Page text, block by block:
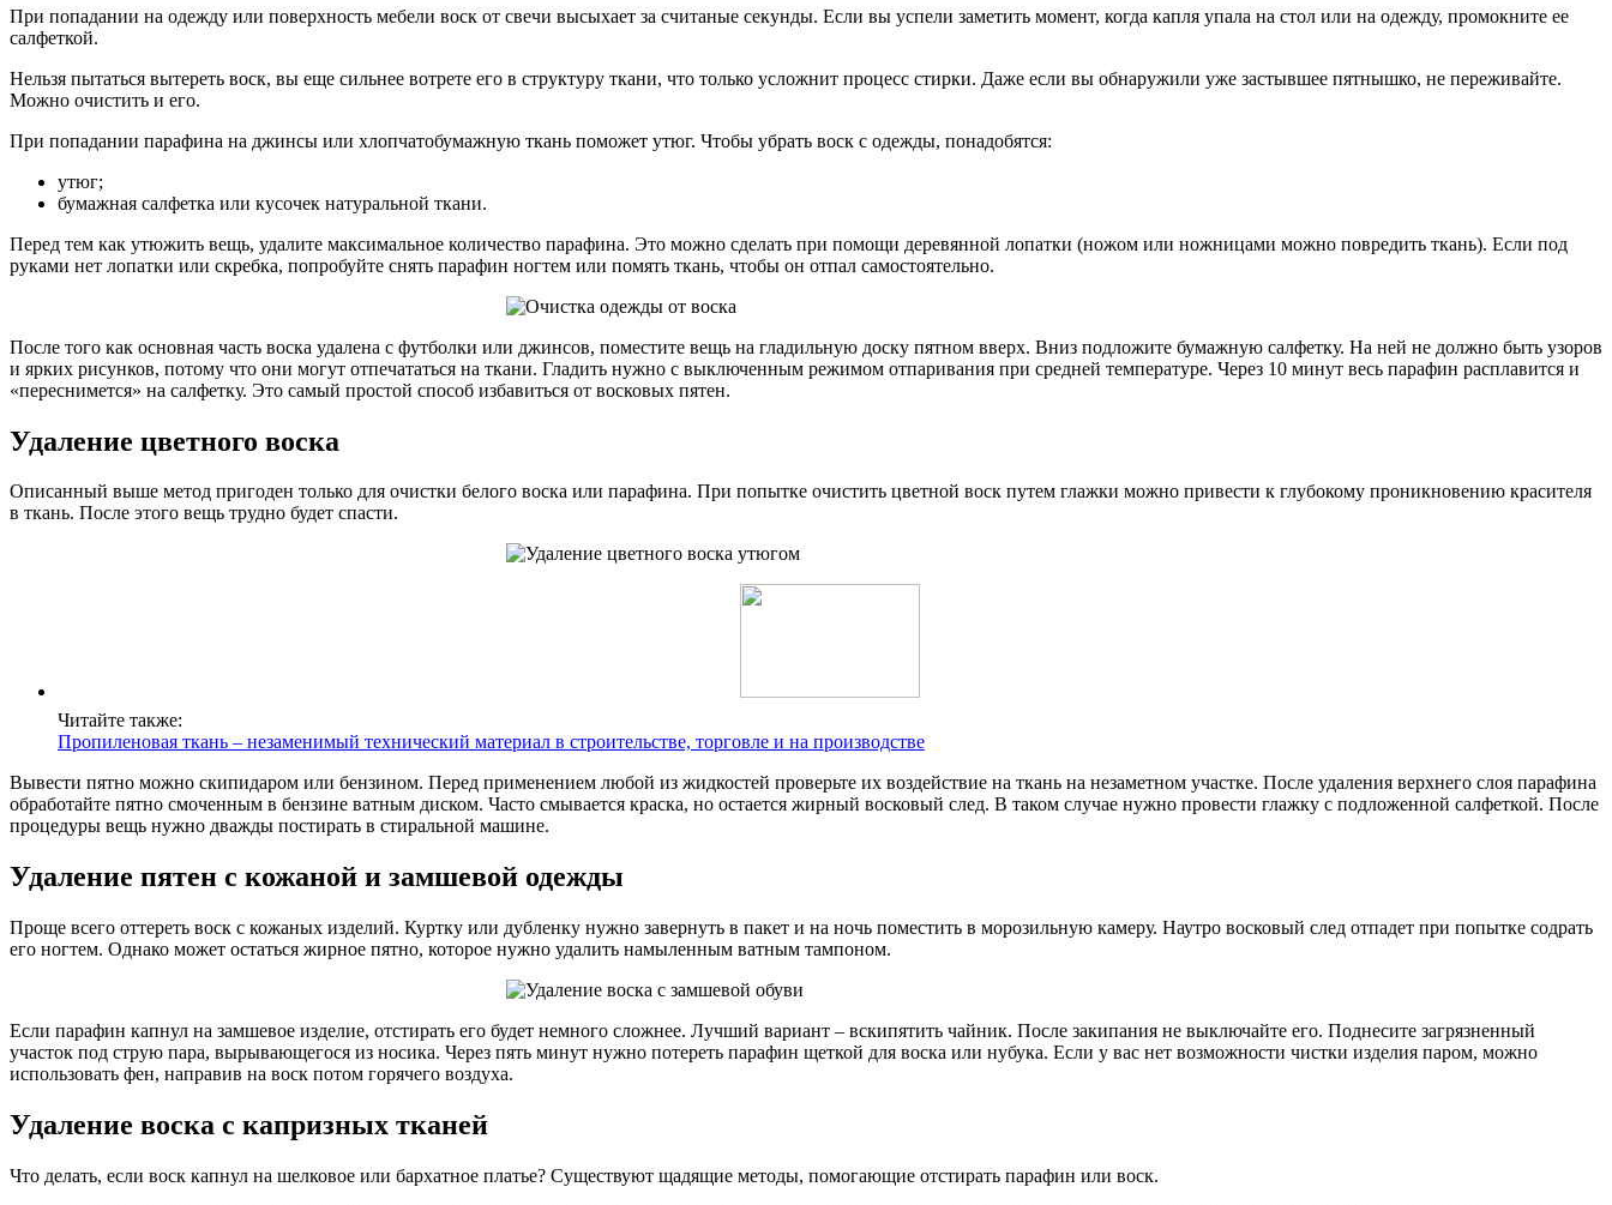
При попадании на одежду или поверхность мебели воск от свечи высыхает за считаные секунды. Если вы успели заметить момент, когда капля упала на стол или на одежду, промокните ее
салфеткой.
Нельзя пытаться вытереть воск, вы еще сильнее вотрете его в структуру ткани, что только усложнит процесс стирки. Даже если вы обнаружили уже застывшее пятнышко, не переживайте.
Можно очистить и его.
При попадании парафина на джинсы или хлопчатобумажную ткань поможет утюг. Чтобы убрать воск с одежды, понадобятся:
утюг;
бумажная салфетка или кусочек натуральной ткани.
Перед тем как утюжить вещь, удалите максимальное количество парафина. Это можно сделать при помощи деревянной лопатки (ножом или ножницами можно повредить ткань). Если под
руками нет лопатки или скребка, попробуйте снять парафин ногтем или помять ткань, чтобы он отпал самостоятельно.
После того как основная часть воска удалена с футболки или джинсов, поместите вещь на гладильную доску пятном вверх. Вниз подложите бумажную салфетку. На ней не должно быть узоров
и ярких рисунков, потому что они могут отпечататься на ткани. Гладить нужно с выключенным режимом отпаривания при средней температуре. Через 10 минут весь парафин расплавится и
«переснимется» на салфетку. Это самый простой способ избавиться от восковых пятен.
Удаление цветного воска
Описанный выше метод пригоден только для очистки белого воска или парафина. При попытке очистить цветной воск путем глажки можно привести к глубокому проникновению красителя
в ткань. После этого вещь трудно будет спасти.
Читайте также:
Пропиленовая ткань – незаменимый технический материал в строительстве, торговле и на производстве
Вывести пятно можно скипидаром или бензином. Перед применением любой из жидкостей проверьте их воздействие на ткань на незаметном участке. После удаления верхнего слоя парафина
обработайте пятно смоченным в бензине ватным диском. Часто смывается краска, но остается жирный восковый след. В таком случае нужно провести глажку с подложенной салфеткой. После
процедуры вещь нужно дважды постирать в стиральной машине.
Удаление пятен с кожаной и замшевой одежды
Проще всего оттереть воск с кожаных изделий. Куртку или дубленку нужно завернуть в пакет и на ночь поместить в морозильную камеру. Наутро восковый след отпадет при попытке содрать
его ногтем. Однако может остаться жирное пятно, которое нужно удалить намыленным ватным тампоном.
Если парафин капнул на замшевое изделие, отстирать его будет немного сложнее. Лучший вариант – вскипятить чайник. После закипания не выключайте его. Поднесите загрязненный
участок под струю пара, вырывающегося из носика. Через пять минут нужно потереть парафин щеткой для воска или нубука. Если у вас нет возможности чистки изделия паром, можно
использовать фен, направив на воск потом горячего воздуха.
Удаление воска с капризных тканей
Что делать, если воск капнул на шелковое или бархатное платье? Существуют щадящие методы, помогающие отстирать парафин или воск.